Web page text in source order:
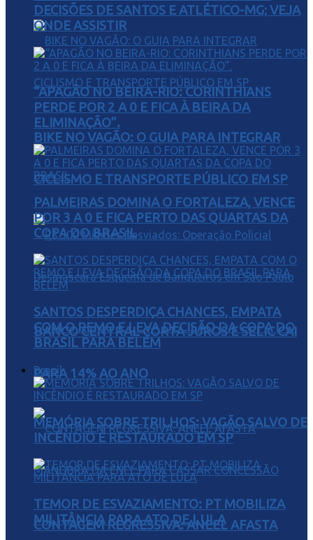
BIKE NO VAGÃO: O GUIA PARA INTEGRAR
CICLISMO E TRANSPORTE PÚBLICO EM SP
BANCO CENTRAL CORTA JUROS E SELIC CAI
PARA 14% AO ANO
CONTAGEM REGRESSIVA: ANEEL AFASTA
DECISÕES DE SANTOS E ATLÉTICO-MG; VEJA
ONDE ASSISTIR
“APAGÃO NO BEIRA-RIO: CORINTHIANS
PERDE POR 2 A 0 E FICA À BEIRA DA
ELIMINAÇÃO”.
PALMEIRAS DOMINA O FORTALEZA, VENCE
POR 3 A 0 E FICA PERTO DAS QUARTAS DA
COPA DO BRASIL
SANTOS DESPERDIÇA CHANCES, EMPATA
COM O REMO E LEVA DECISÃO DA COPA DO
BRASIL PARA BELÉM
Brasil
MEMÓRIA SOBRE TRILHOS: VAGÃO SALVO DE
INCÊNDIO É RESTAURADO EM SP
TEMOR DE ESVAZIAMENTO: PT MOBILIZA
MILITÂNCIA PARA ATO DE LULA